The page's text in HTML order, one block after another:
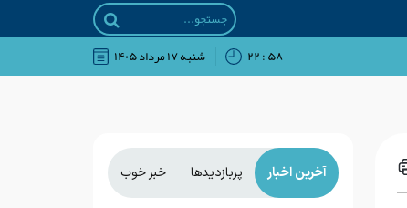
۵۸ : ۲۲ شنبه ۱۷ مرداد ۱۴۰۵
آخرین اخبار پربازدیدها خبر خوب